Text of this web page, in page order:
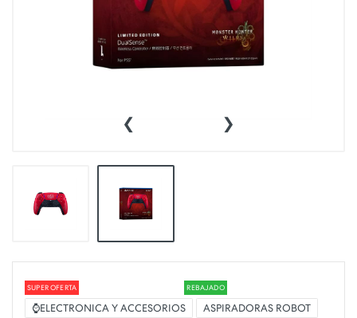
‹ ›
SUPER OFERTA REBAJADO
⌚ELECTRONICA Y ACCESORIOS ASPIRADORAS ROBOT